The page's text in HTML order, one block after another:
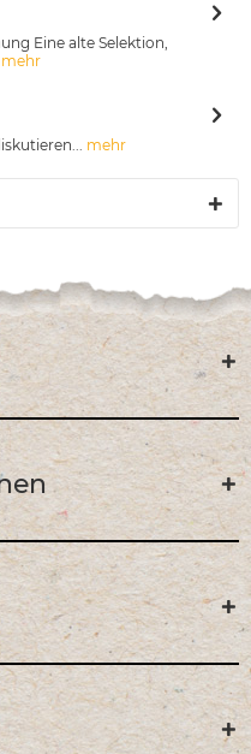
Eine alte Selektion,
mehr
mehr